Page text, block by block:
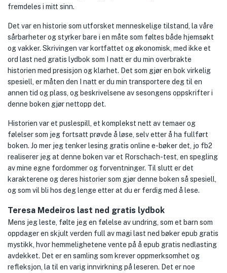
fremdeles i mitt sinn.
Det var en historie som utforsket menneskelige tilstand, la våre
sårbarheter og styrker bare i en måte som føltes både hjemsøkt
og vakker. Skrivingen var kortfattet og økonomisk, med ikke et
ord last ned gratis lydbok som I natt er du min overbrakte
historien med presisjon og klarhet. Det som gjør en bok virkelig
spesiell, er måten den I natt er du min transportere deg til en
annen tid og plass, og beskrivelsene av sesongens oppskrifter i
denne boken gjør nettopp det.
Historien var et puslespill, et komplekst nett av temaer og
følelser som jeg fortsatt prøvde å løse, selv etter å ha fullført
boken. Jo mer jeg tenker lesing gratis online e-bøker det, jo fb2
realiserer jeg at denne boken var et Rorschach-test, en spegling
av mine egne fordommer og forventninger. Til slutt er det
karakterene og deres historier som gjør denne boken så spesiell,
og som vil bli hos deg lenge etter at du er ferdig med å lese.
Teresa Medeiros last ned gratis lydbok
Mens jeg leste, følte jeg en følelse av undring, som et barn som
oppdager en skjult verden full av magi last ned bøker epub gratis
mystikk, hvor hemmelighetene vente på å epub gratis nedlasting
avdekket. Det er en samling som krever oppmerksomhet og
refleksjon, la til en varig innvirkning på leseren. Det er noe